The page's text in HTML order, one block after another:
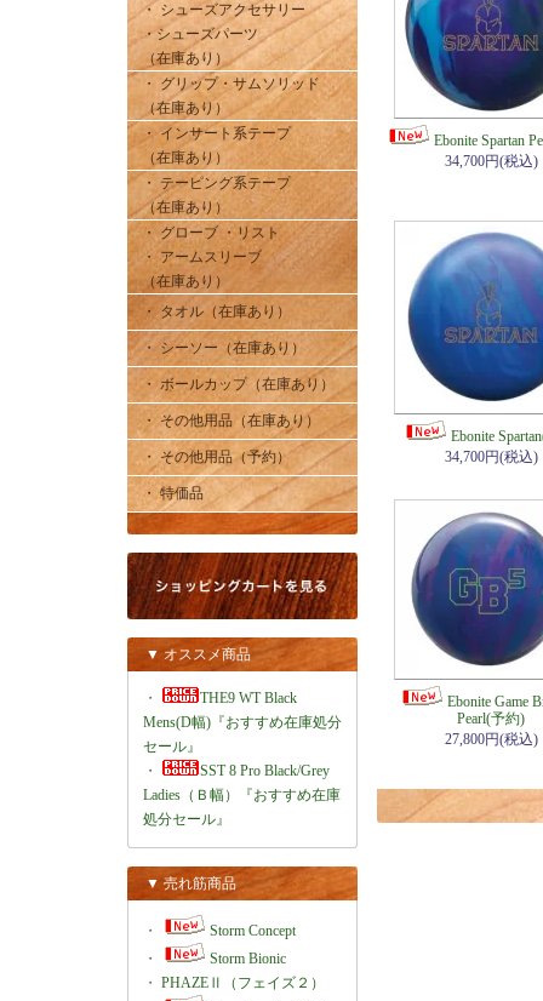
・ シューズアクセサリー
・シューズパーツ
（在庫あり）
・ グリップ・サムソリッド
（在庫あり）
・ インサート系テープ
（在庫あり）
・ テーピング系テープ
（在庫あり）
・ グローブ ・リスト
・ アームスリーブ
（在庫あり）
・ タオル（在庫あり）
・ シーソー（在庫あり）
・ ボールカップ（在庫あり）
・ その他用品（在庫あり）
・ その他用品（予約）
・ 特価品
▼ オススメ商品
・
THE9 WT Black
Mens(D幅)『おすすめ在庫処分
セール』
・
SST 8 Pro Black/Grey
Ladies（Ｂ幅）『おすすめ在庫
処分セール』
▼ 売れ筋商品
・
Storm Concept
・
Storm Bionic
・ PHAZEⅡ（フェイズ２）
Ebonite Spartan
34,700円(税込)
Ebonite
34,700円(税込)
Ebonite Game
Pearl(予約)
27,800円(税込)